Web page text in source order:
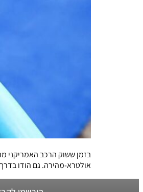
אולטרא-מהירה. גם הודו